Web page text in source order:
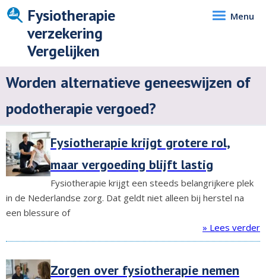
Fysiotherapie
verzekering
Vergelijken
Menu
Worden alternatieve geneeswijzen of
podotherapie vergoed?
Fysiotherapie krijgt grotere rol,
maar vergoeding blijft lastig
Fysiotherapie krijgt een steeds belangrijkere plek
in de Nederlandse zorg. Dat geldt niet alleen bij herstel na
een blessure of
» Lees verder
Zorgen over fysiotherapie nemen